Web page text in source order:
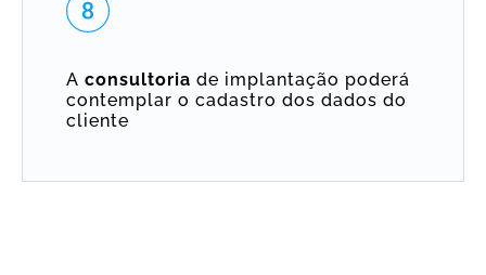
A consultoria de implantação poderá
contemplar o cadastro dos dados do
cliente